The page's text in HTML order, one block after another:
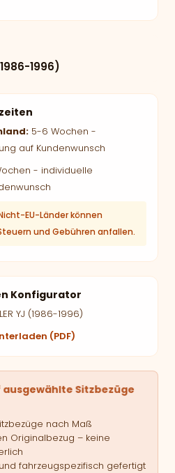
1996)
5-6 Wochen -
auf Kundenwunsch
- individuelle
EU-Länder können
und Gebühren anfallen.
Konfigurator
YJ (1986-1996)
(PDF)
Sitzbezüge
nach Maß
Originalbezug – keine
fahrzeugspezifisch gefertigt